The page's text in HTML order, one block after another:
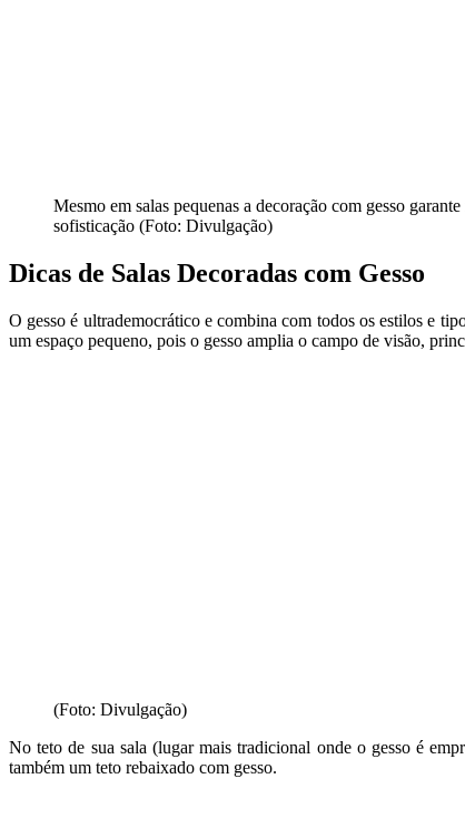
Mesmo em salas pequenas a decoração com gesso
sofisticação (Foto: Divulgação)
Dicas de Salas Decoradas com Gesso
O gesso é ultrademocrático e combina com todos os estilos e
um espaço pequeno, pois o gesso amplia o campo de visão,
(Foto: Divulgação)
No teto de sua sala (lugar mais tradicional onde o gesso é
também um teto rebaixado com gesso.